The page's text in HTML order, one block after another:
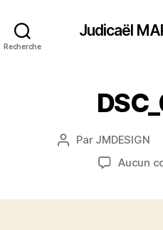
Recherche
Judicaël
Auteur
Par JMDESIGN
Aucun